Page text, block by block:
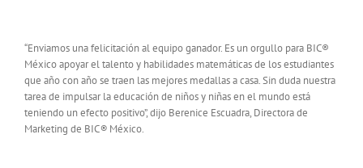
“Enviamos una felicitación al equipo ganador. Es un orgullo para BIC®
México apoyar el talento y habilidades matemáticas de los estudiantes
que año con año se traen las mejores medallas a casa. Sin duda nuestra
tarea de impulsar la educación de niños y niñas en el mundo está
teniendo un efecto positivo”, dijo Berenice Escuadra, Directora de
Marketing de BIC® México.